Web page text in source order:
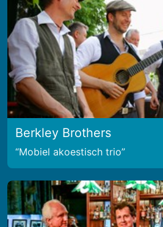
Berkley Brothers
Mobiel akoestisch trio